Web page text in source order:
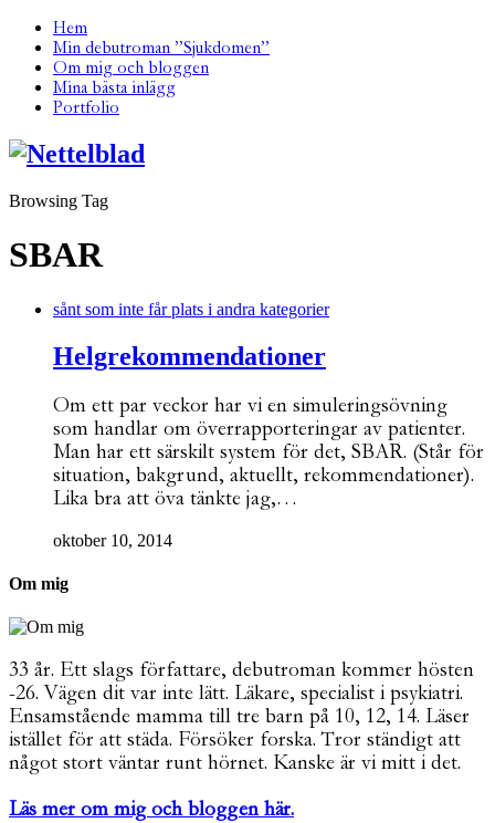
Hem
Min debutroman ”Sjukdomen”
Om mig och bloggen
Mina bästa inlägg
Portfolio
Browsing Tag
SBAR
sånt som inte får plats i andra kategorier
Helgrekommendationer
Om ett par veckor har vi en simuleringsövning
som handlar om överrapporteringar av patienter.
Man har ett särskilt system för det, SBAR. (Står för
situation, bakgrund, aktuellt, rekommendationer).
Lika bra att öva tänkte jag,…
oktober 10, 2014
Om mig
33 år. Ett slags författare, debutroman kommer hösten
-26. Vägen dit var inte lätt. Läkare, specialist i psykiatri.
Ensamstående mamma till tre barn på 10, 12, 14. Läser
istället för att städa. Försöker forska. Tror ständigt att
något stort väntar runt hörnet. Kanske är vi mitt i det.
Läs mer om mig och bloggen här.